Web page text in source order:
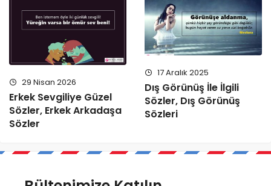
29 Nisan 2026
Erkek Sevgiliye Güzel
Sözler, Erkek Arkadaşa
Sözler
17 Aralık 2025
Dış Görünüş İle İlgili
Sözler, Dış Görünüş
Sözleri